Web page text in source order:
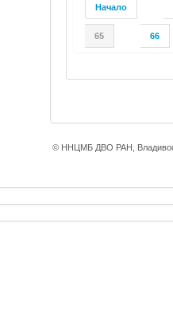
Начало
65 66
© ННЦМБ ДВО РАН,